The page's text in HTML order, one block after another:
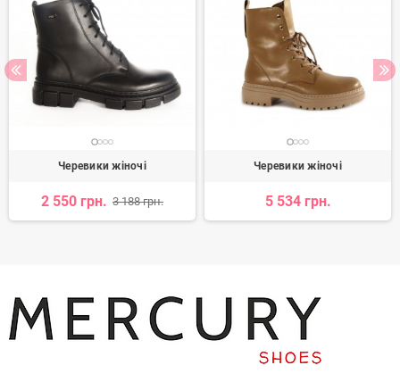
Черевики жіночі
2 550 грн. 3 188 грн.
Черевики жіночі
5 534 грн.